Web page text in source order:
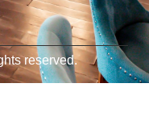
reserved.